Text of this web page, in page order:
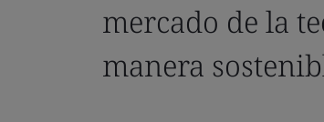
mercado de la
manera